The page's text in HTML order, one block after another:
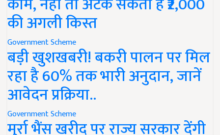
की अगली किस्त
Government Scheme
बड़ी खुशखबरी! बकरी पालन पर मिल
रहा है 60% तक भारी अनुदान, जानें
आवेदन प्रक्रिया..
Government Scheme
मुर्रा भैंस खरीद पर राज्य सरकार देंगी